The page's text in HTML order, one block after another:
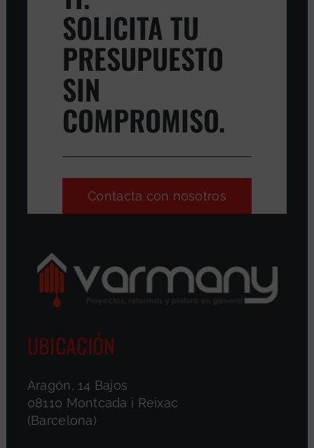
SOLICITA TU
PRESUPUESTO
SIN
COMPROMISO.
Contacta con nosotros
UBICACIÓN
Aragón, 14 Bajos
08110 Montcada i Reixac
(Barcelona)